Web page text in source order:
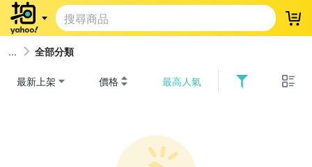
登
全部分類
最新上架 價格 最高人氣